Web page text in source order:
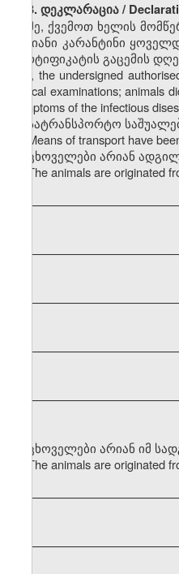
3. დეკლარაცია /
მე, ქვემოთ ხელის
დღიანი კარანტინი
სერტიფიკატის გაცემის
I, the undersigned
clinical examinations;
symptoms of the infectious
სატრანსპორტო
Means of transport have
ცხოველები არიან
The animals are originated
ბოლო
During
ბოლო
During
ბოლო
During
ბოლო
During
ცხოველები არიან იმ
The animals are originated
During
ბოლო
During